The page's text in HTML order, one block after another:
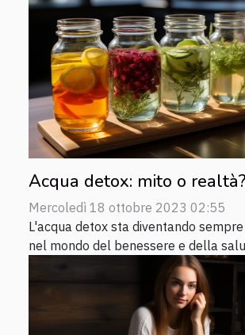
Acqua detox: mito o realtà?
Mercoledì 18 ottobre 2023 02:55
L'acqua detox sta diventando
nel mondo del benessere e della